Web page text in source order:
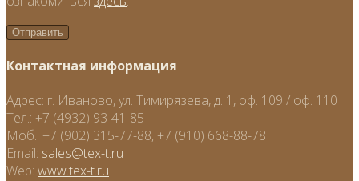
Контактная информация
Адрес: г. Иваново, ул. Тимирязева, д. 1, оф. 109 / оф. 110
Тел.: +7 (4932) 93-41-85
Моб.: +7 (902) 315-77-88, +7 (910) 668-88-78
Email: sales@tex-t.ru
Web: www.tex-t.ru